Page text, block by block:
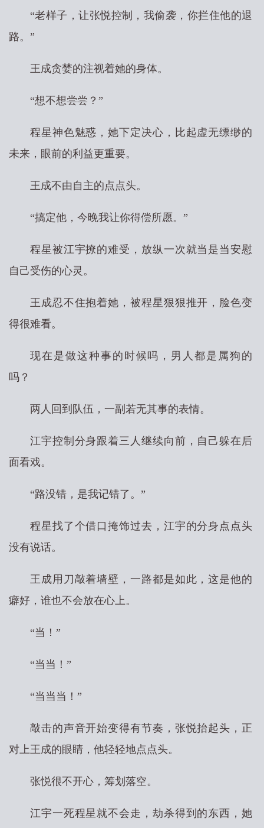
“老样子，让张悦控制，我偷袭，你拦住他的退
路。”
王成贪婪的注视着她的身体。
“想不想尝尝？”
程星神色魅惑，她下定决心，比起虚无缥缈的
未来，眼前的利益更重要。
王成不由自主的点点头。
“搞定他，今晚我让你得偿所愿。”
程星被江宇撩的难受，放纵一次就当是当安慰
自己受伤的心灵。
王成忍不住抱着她，被程星狠狠推开，脸色变
得很难看。
现在是做这种事的时候吗，男人都是属狗的
吗？
两人回到队伍，一副若无其事的表情。
江宇控制分身跟着三人继续向前，自己躲在后
面看戏。
“路没错，是我记错了。”
程星找了个借口掩饰过去，江宇的分身点点头
没有说话。
王成用刀敲着墙壁，一路都是如此，这是他的
癖好，谁也不会放在心上。
“当！”
“当当！”
“当当当！”
敲击的声音开始变得有节奏，张悦抬起头，正
对上王成的眼睛，他轻轻地点点头。
张悦很不开心，筹划落空。
江宇一死程星就不会走，劫杀得到的东西，她